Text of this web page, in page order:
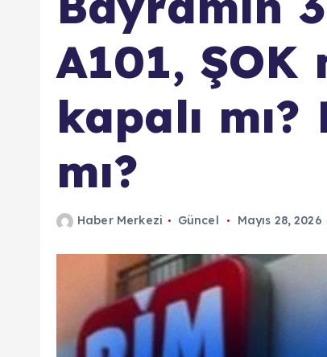
A101, ŞOK
kapalı
mı?
Haber Merkezi Güncel Mayıs 28, 2026